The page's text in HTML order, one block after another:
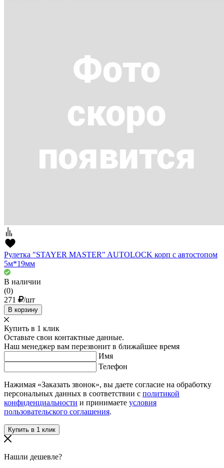
Рулетка "STAYER MASTER" AUTOLOCK корп с автостопом
5м*19мм
В наличии
(0)
271
/шт
В корзину
Купить в 1 клик
Оставьте свои контактные данные.
Наш менеджер вам перезвонит в ближайшее время
Имя
Телефон
Нажимая «Заказать звонок», вы даете согласие на обработку
персональных данных в соответствии с политикой
конфиденциальности и принимаете условия
пользовательского соглашения.
Нашли дешевле?